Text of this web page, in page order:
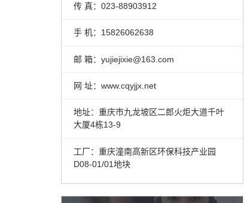
传 真：023-88903912
手 机：15826062638
邮 箱：yujiejixie@163.com
网 址：www.cqyjjx.net
地址：重庆市九龙坡区二郎火炬大道千叶
大厦4栋13-9
工厂：重庆潼南高新区环保科技产业园
D08-01/01地块